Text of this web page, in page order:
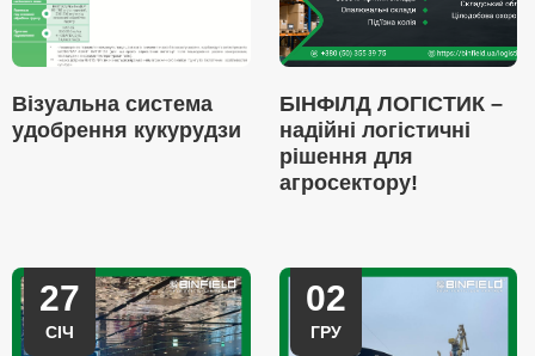
Візуальна система
удобрення кукурудзи
БІНФІЛД ЛОГІСТИК –
надійні логістичні
рішення для
агросектору!
27
СІЧ
02
ГРУ